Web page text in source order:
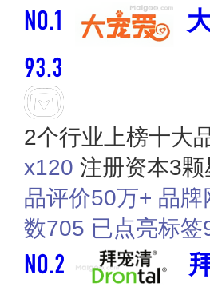
NO.1
93.3
2个行业上榜十大
x120 注册资本3颗
品评价50万+ 品牌
数705 已点亮标签
NO.2